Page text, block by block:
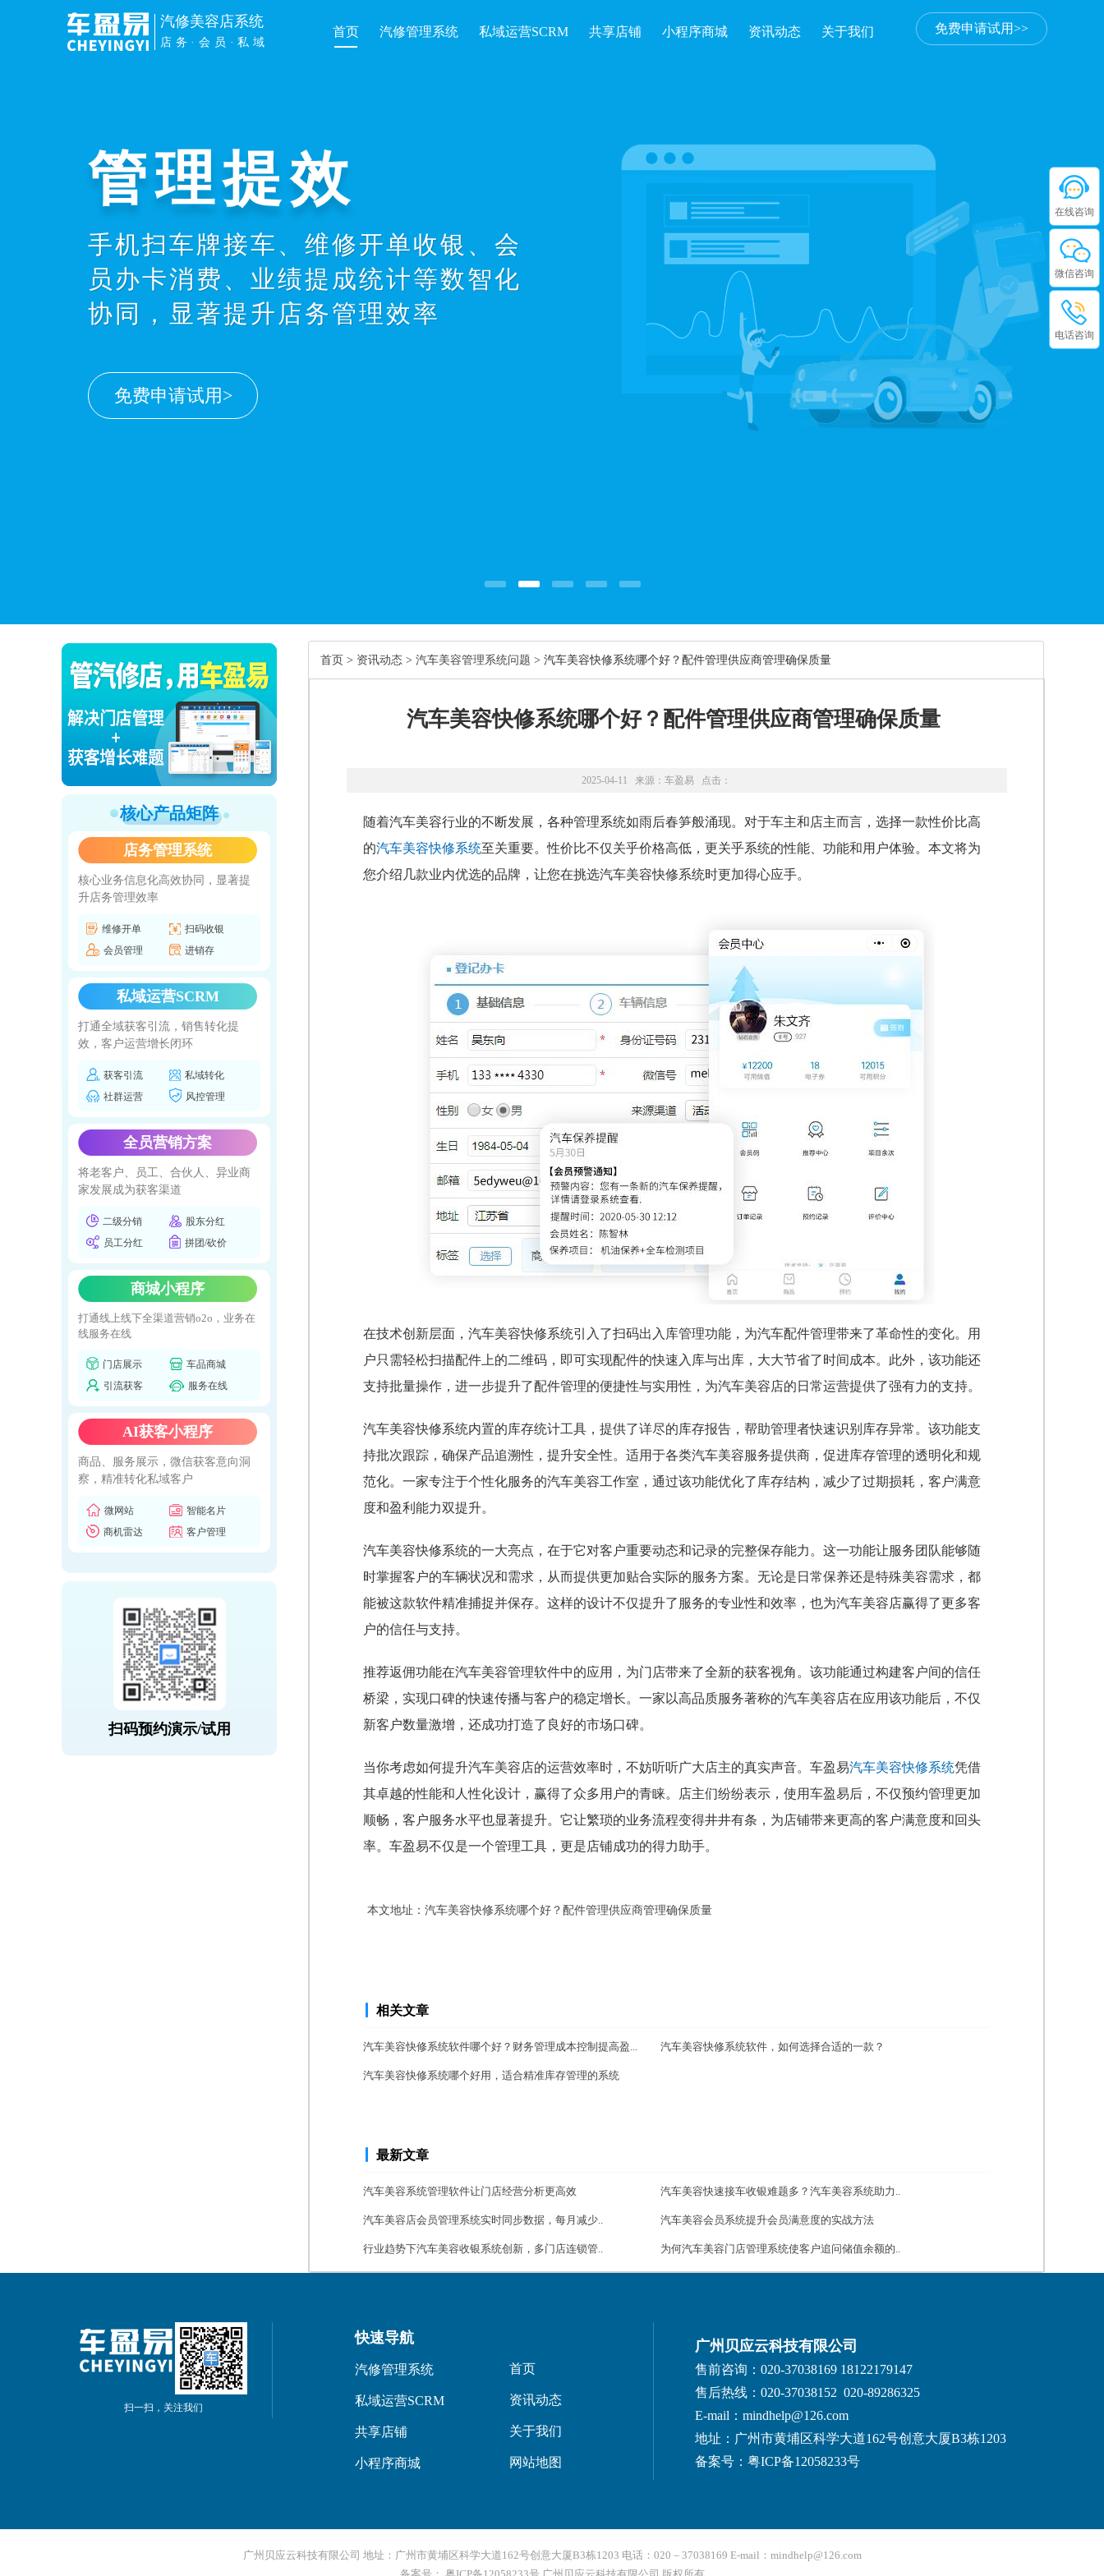
免费申请试用>>
汽修美容店系统
店务·会员·私域
首页 汽修管理系统 私域运营SCRM 共享店铺 小程序商城 资讯动态 关于我们
管理提效
手机扫车牌接车、维修开单收银、会
员办卡消费、业绩提成统计等数智化
协同，显著提升店务管理效率
免费申请试用>
核心产品矩阵
店务管理系统
核心业务信息化高效协同，显著提
升店务管理效率
维修开单
扫码收银
会员管理
进销存
私域运营SCRM
打通全域获客引流，销售转化提
效，客户运营增长闭环
获客引流
私域转化
社群运营
风控管理
全员营销方案
将老客户、员工、合伙人、异业商
家发展成为获客渠道
二级分销
股东分红
员工分红
拼团/砍价
商城小程序
打通线上线下全渠道营销o2o，业务在
线服务在线
门店展示
车品商城
引流获客
服务在线
AI获客小程序
商品、服务展示，微信获客意向洞
察，精准转化私域客户
微网站
智能名片
商机雷达
客户管理
扫码预约演示/试用
首页 > 资讯动态 > 汽车美容管理系统问题 > 汽车美容快修系统哪个好？配件管理供应商管理确保质量
汽车美容快修系统哪个好？配件管理供应商管理确保质量
2025-04-11 来源： 车盈易 点击：
随着汽车美容行业的不断发展，各种管理系统如雨后春笋般涌现。对于车主和店主而言，选择一款性价比高
的汽车美容快修系统至关重要。性价比不仅关乎价格高低，更关乎系统的性能、功能和用户体验。本文将为
您介绍几款业内优选的品牌，让您在挑选汽车美容快修系统时更加得心应手。
在技术创新层面，汽车美容快修系统引入了扫码出入库管理功能，为汽车配件管理带来了革命性的变化。用
户只需轻松扫描配件上的二维码，即可实现配件的快速入库与出库，大大节省了时间成本。此外，该功能还
支持批量操作，进一步提升了配件管理的便捷性与实用性，为汽车美容店的日常运营提供了强有力的支持。
汽车美容快修系统内置的库存统计工具，提供了详尽的库存报告，帮助管理者快速识别库存异常。该功能支
持批次跟踪，确保产品追溯性，提升安全性。适用于各类汽车美容服务提供商，促进库存管理的透明化和规
范化。一家专注于个性化服务的汽车美容工作室，通过该功能优化了库存结构，减少了过期损耗，客户满意
度和盈利能力双提升。
汽车美容快修系统的一大亮点，在于它对客户重要动态和记录的完整保存能力。这一功能让服务团队能够随
时掌握客户的车辆状况和需求，从而提供更加贴合实际的服务方案。无论是日常保养还是特殊美容需求，都
能被这款软件精准捕捉并保存。这样的设计不仅提升了服务的专业性和效率，也为汽车美容店赢得了更多客
户的信任与支持。
推荐返佣功能在汽车美容管理软件中的应用，为门店带来了全新的获客视角。该功能通过构建客户间的信任
桥梁，实现口碑的快速传播与客户的稳定增长。一家以高品质服务著称的汽车美容店在应用该功能后，不仅
新客户数量激增，还成功打造了良好的市场口碑。
当你考虑如何提升汽车美容店的运营效率时，不妨听听广大店主的真实声音。车盈易汽车美容快修系统凭借
其卓越的性能和人性化设计，赢得了众多用户的青睐。店主们纷纷表示，使用车盈易后，不仅预约管理更加
顺畅，客户服务水平也显著提升。它让繁琐的业务流程变得井井有条，为店铺带来更高的客户满意度和回头
率。车盈易不仅是一个管理工具，更是店铺成功的得力助手。
本文地址： 汽车美容快修系统哪个好？配件管理供应商管理确保质量
相关文章
汽车美容快修系统软件哪个好？财务管理成本控制提高盈... 汽车美容快修系统软件，如何选择合适的一款？
汽车美容快修系统哪个好用，适合精准库存管理的系统
最新文章
汽车美容系统管理软件让门店经营分析更高效 汽车美容快速接车收银难题多？汽车美容系统助力..
汽车美容店会员管理系统实时同步数据，每月减少.. 汽车美容会员系统提升会员满意度的实战方法
行业趋势下汽车美容收银系统创新，多门店连锁管.. 为何汽车美容门店管理系统使客户追问储值余额的..
扫一扫，关注我们
快速导航
汽修管理系统
私域运营SCRM
共享店铺
小程序商城
首页
资讯动态
关于我们
网站地图
广州贝应云科技有限公司
售前咨询：020-37038169 18122179147
售后热线：020-37038152 020-89286325
E-mail：mindhelp@126.com
地址：广州市黄埔区科学大道162号创意大厦B3栋1203
备案号：粤ICP备12058233号
在线咨询
微信咨询
电话咨询
广州贝应云科技有限公司 地址：广州市黄埔区科学大道162号创意大厦B3栋1203 电话：020－37038169 E-mail：mindhelp@126.com